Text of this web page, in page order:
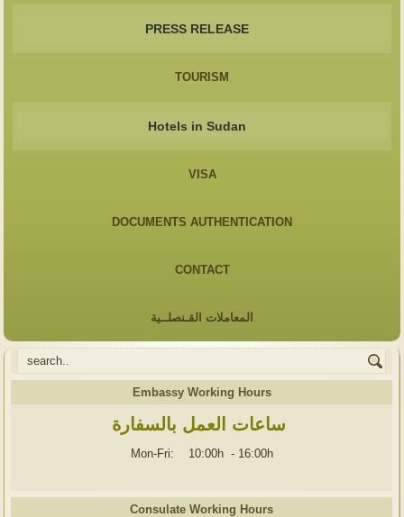
PRESS RELEASE
TOURISM
Hotels in Sudan
VISA
DOCUMENTS AUTHENTICATION
CONTACT
المعاملات القـنصلــية
Embassy Working Hours
ساعات العمل بالسفارة
Mon-Fri: 10:00h - 16:00h
Consulate Working Hours